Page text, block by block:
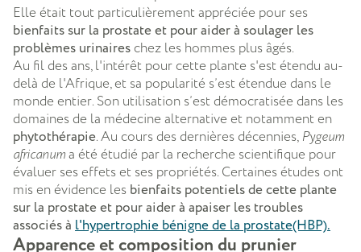
Elle était tout particulièrement appréciée pour ses
bienfaits sur la prostate et pour aider à soulager les
problèmes urinaires chez les hommes plus âgés.
Au fil des ans, l'intérêt pour cette plante s'est étendu au-
delà de l'Afrique, et sa popularité s’est étendue dans le
monde entier. Son utilisation s’est démocratisée dans les
domaines de la médecine alternative et notamment en
phytothérapie. Au cours des dernières décennies, Pygeum
africanuma été étudié par la recherche scientifique pour
évaluer ses effets et ses propriétés. Certaines études ont
mis en évidence les bienfaits potentiels de cette plante
sur la prostate et pour aider à apaiser les troubles
associés à l'hypertrophie bénigne de la prostate(HBP).
Apparence et composition du prunier